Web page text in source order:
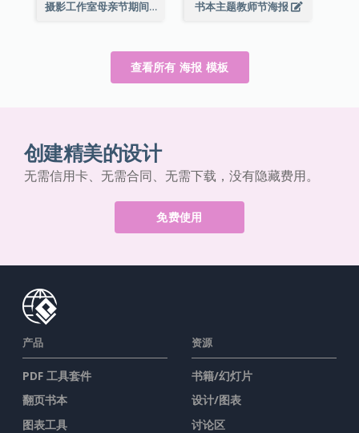
摄影工作室母亲节期间限定优惠宣传海报 书本主题教师节海报
查看所有 海报 模板
创建精美的设计
无需信用卡、无需合同、无需下载，没有隐藏费用。
免费使用
产品
PDF 工具套件
翻页书本
图表工具
资源
书籍/幻灯片
设计/图表
讨论区